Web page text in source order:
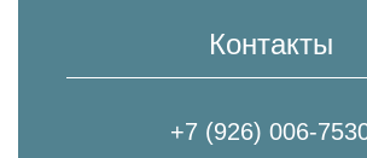
Контакты
+7 (926) 006-